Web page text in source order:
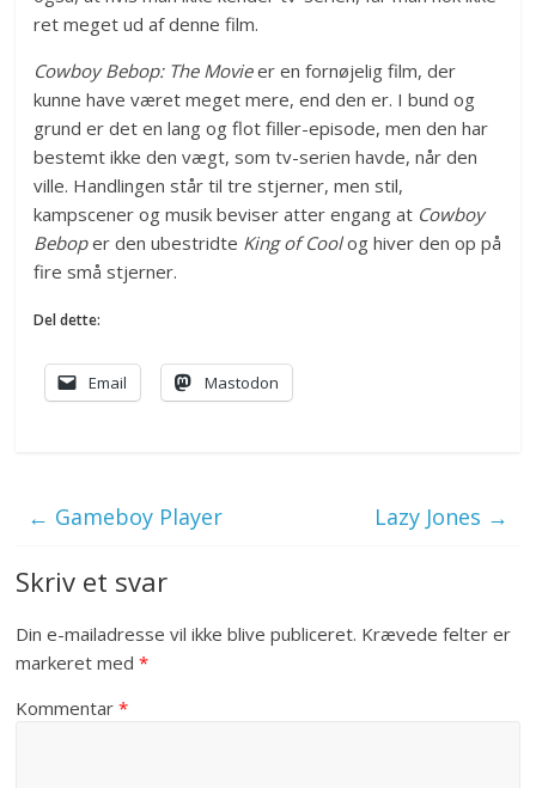
ret meget ud af denne film.
Cowboy Bebop: The Movieer en fornøjelig film, der
kunne have været meget mere, end den er. I bund og
grund er det en lang og flot filler-episode, men den har
bestemt ikke den vægt, som tv-serien havde, når den
ville. Handlingen står til tre stjerner, men stil,
kampscener og musik beviser atter engang at Cowboy
Beboper den ubestridte King of Coolog hiver den op på
fire små stjerner.
Del dette:
Email Mastodon
← Gameboy Player Lazy Jones →
Skriv et svar
Din e-mailadresse vil ikke blive publiceret. Krævede felter er
markeret med*
Kommentar*